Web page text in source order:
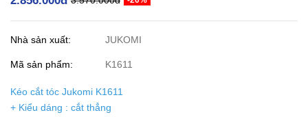
Nhà sản xuất: JUKOMI
Mã sản phẩm: K1611
Kéo cắt tóc Jukomi K1611
+ Kiểu dáng : cắt thẳng